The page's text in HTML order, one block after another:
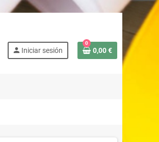
person Iniciar sesión
0
0,00 €